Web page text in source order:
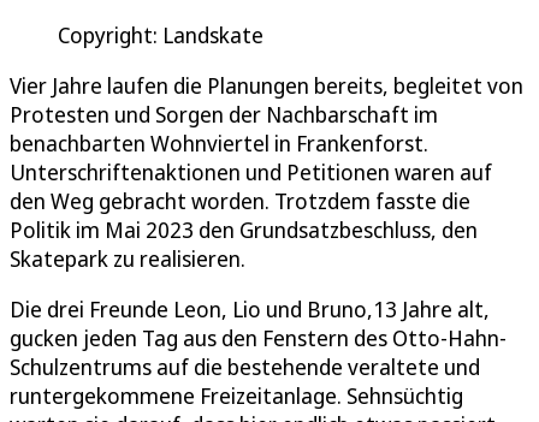
Copyright: Landskate
Vier Jahre laufen die Planungen bereits, begleitet von
Protesten und Sorgen der Nachbarschaft im
benachbarten Wohnviertel in Frankenforst.
Unterschriftenaktionen und Petitionen waren auf
den Weg gebracht worden. Trotzdem fasste die
Politik im Mai 2023 den Grundsatzbeschluss, den
Skatepark zu realisieren.
Die drei Freunde Leon, Lio und Bruno,13 Jahre alt,
gucken jeden Tag aus den Fenstern des Otto-Hahn-
Schulzentrums auf die bestehende veraltete und
runtergekommene Freizeitanlage. Sehnsüchtig